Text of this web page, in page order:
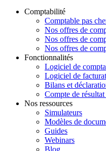
Comptabilité
Comptable pas
Nos offres de
Nos offres de
Nos offres de
Fonctionnalités
Logiciel de
Logiciel de
Bilans et
Compte de
Nos ressources
Simulateurs
Modèles de
Guides
Webinars
Blog